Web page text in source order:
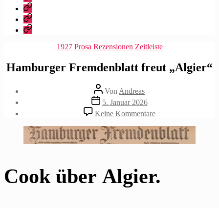
Zitate
|
Tweets
Impressum/Datenschutz
Rechteanfrage
Kategorien
1927 Prosa Rezensionen Zeitleiste
Hamburger Fremdenblatt freut „Algier“
Beitragsautor
Von Andreas
Beitragsdatum
5. Januar 2026
Keine Kommentarezu
Hamburger
Fremdenblatt
freut
„Algier“
Cook über Algier.